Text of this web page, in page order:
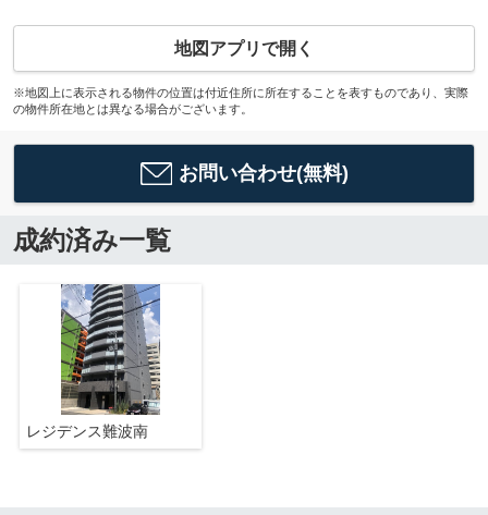
地図アプリで開く
※地図上に表示される物件の位置は付近住所に所在することを表すものであり、実際
の物件所在地とは異なる場合がございます。
お問い合わせ(無料)
成約済み一覧
レジデンス難波南